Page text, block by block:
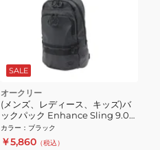
SALE
オークリー
(メンズ、レディース、キッズ)バ
ックパック Enhance Sling 9.0
黒 10L FOS901983-081 モバイル
ポケット リフレクター
カラー ： ブラック
￥5,860 （税込）